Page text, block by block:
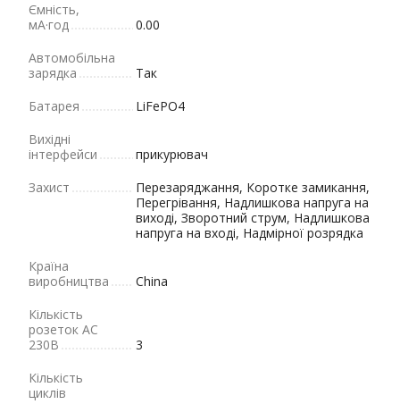
Ємність,
мА·год
0.00
Автомобільна
зарядка
Так
Батарея
LiFePO4
Вихідні
інтерфейси
прикурювач
Захист
Перезаряджання, Коротке замикання,
Перегрівання, Надлишкова напруга на
виході, Зворотний струм, Надлишкова
напруга на вході, Надмірної розрядка
Країна
виробництва
China
Кількість
розеток AC
230В
3
Кількість
циклів